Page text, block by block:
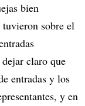
bien
tuvieron sobre el
claro que
entradas y los
y en